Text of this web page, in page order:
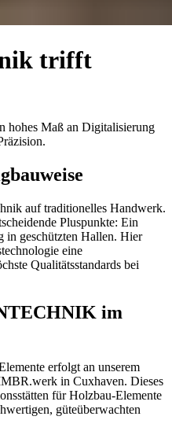
trifft
hohes Maß an Digitalisierung
auf traditionelles Handwerk.
Pluspunkte: Ein
in geschützten Hallen. Hier
eine
Qualitätsstandards bei
im
erfolgt an unserem
in Cuxhaven. Dieses
für Holzbau-Elemente
güteüberwachten